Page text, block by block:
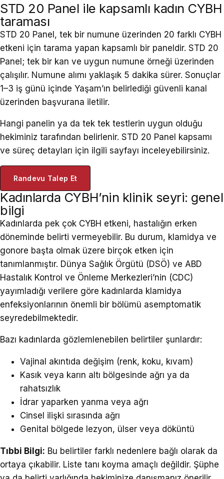
STD 20 Panel ile kapsamlı kadın CYBH
taraması
STD 20 Panel , tek bir numune üzerinden 20 farklı CYBH
etkeni için tarama yapan kapsamlı bir paneldir. STD 20
Panel; tek bir kan ve uygun numune örneği üzerinden
çalışılır. Numune alımı yaklaşık 5 dakika sürer. Sonuçlar
1–3 iş günü içinde Yaşam’ın belirlediği güvenli kanal
üzerinden başvurana iletilir.
Hangi panelin ya da tek tek testlerin uygun olduğu
hekiminiz tarafından belirlenir. STD 20 Panel kapsamı
ve süreç detayları için ilgili sayfayı inceleyebilirsiniz.
Randevu Talep Et
Kadınlarda CYBH’nin klinik seyri: genel
bilgi
Kadınlarda pek çok CYBH etkeni, hastalığın erken
döneminde belirti vermeyebilir. Bu durum, klamidya ve
gonore başta olmak üzere birçok etken için
tanımlanmıştır. Dünya Sağlık Örgütü (DSÖ) ve ABD
Hastalık Kontrol ve Önleme Merkezleri’nin (CDC)
yayımladığı verilere göre kadınlarda klamidya
enfeksiyonlarının önemli bir bölümü asemptomatik
seyredebilmektedir.
Bazı kadınlarda gözlemlenebilen belirtiler şunlardır:
Vajinal akıntıda değişim (renk, koku, kıvam)
Kasık veya karın altı bölgesinde ağrı ya da
rahatsızlık
İdrar yaparken yanma veya ağrı
Cinsel ilişki sırasında ağrı
Genital bölgede lezyon, ülser veya döküntü
Tıbbi Bilgi: Bu belirtiler farklı nedenlere bağlı olarak da
ortaya çıkabilir. Liste tanı koyma amaçlı değildir. Şüphe